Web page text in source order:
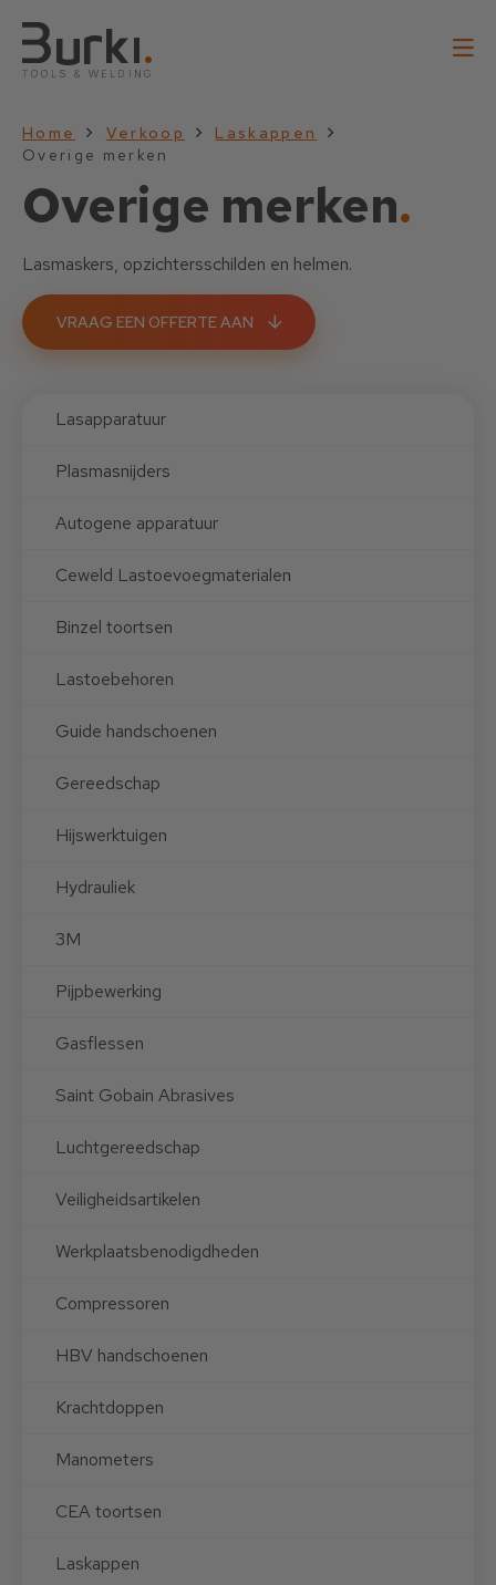
Home Verkoop
Laskappen
Overige merken
Overige merken.
Lasmaskers, opzichtersschilden en helmen.
VRAAG EEN OFFERTE AAN
Lasapparatuur
Plasmasnijders
Autogene apparatuur
Ceweld Lastoevoegmaterialen
Binzel toortsen
Lastoebehoren
Guide handschoenen
Gereedschap
Hijswerktuigen
Hydrauliek
3M
Pijpbewerking
Gasflessen
Saint Gobain Abrasives
Luchtgereedschap
Veiligheidsartikelen
Werkplaatsbenodigdheden
Compressoren
HBV handschoenen
Krachtdoppen
Manometers
CEA toortsen
Laskappen